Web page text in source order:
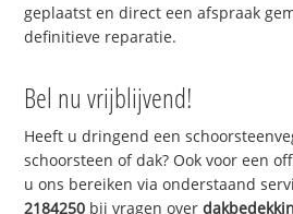
geplaatst en direct een afspraak
definitieve reparatie.
Bel nu vrijblijvend!
Heeft u dringend een
schoorsteen of dak? Ook voor een
u ons bereiken via onderstaand
2184250 bij vragen over